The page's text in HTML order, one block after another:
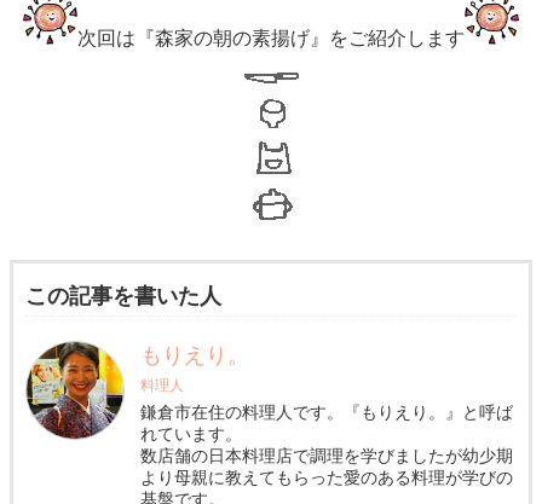
次回は『森家の朝の素揚げ』をご紹介します
この記事を書いた人
もりえり。
料理人
鎌倉市在住の料理人です。『もりえり。』と呼ば
れています。
数店舗の日本料理店で調理を学びましたが幼少期
より母親に教えてもらった愛のある料理が学びの
基盤です。